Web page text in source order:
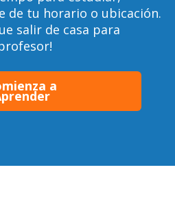
de tu horario o ubicación.
salir de casa para
a